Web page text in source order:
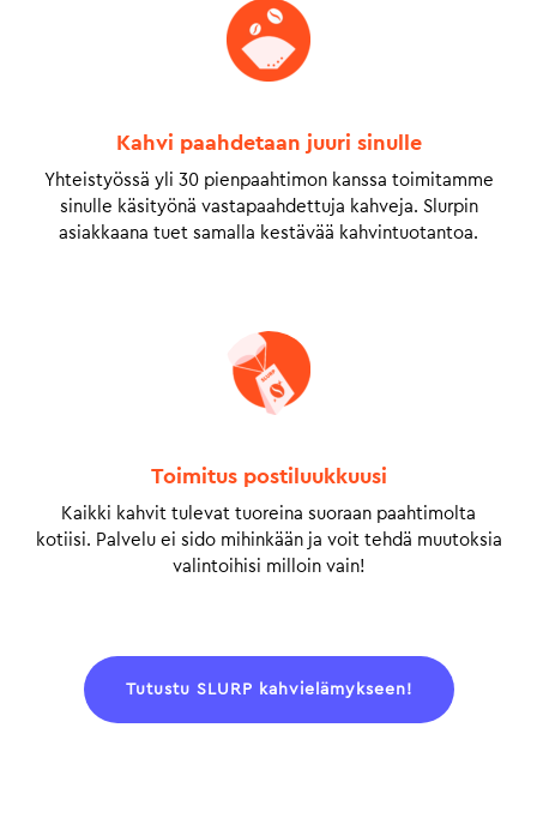
Kahvi paahdetaan juuri sinulle
Yhteistyössä yli 30 pienpaahtimon kanssa toimitamme
sinulle käsityönä vastapaahdettuja kahveja. Slurpin
asiakkaana tuet samalla kestävää kahvintuotantoa.
Toimitus postiluukkuusi
Kaikki kahvit tulevat tuoreina suoraan paahtimolta
kotiisi. Palvelu ei sido mihinkään ja voit tehdä muutoksia
valintoihisi milloin vain!
Tutustu SLURP kahvielämykseen!